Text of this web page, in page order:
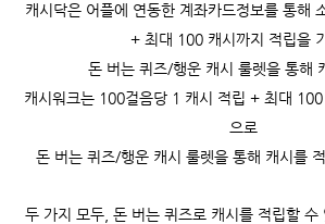
캐시닥은 어플에 연동한 계좌카드정보를 통해
+ 최대 100 캐시까지 적립을
돈 버는 퀴즈/행운 캐시 룰렛을 통해
캐시워크는 100걸음당 1 캐시 적립 + 최대
으로
돈 버는 퀴즈/행운 캐시 룰렛을 통해 캐시를
두 가지 모두, 돈 버는 퀴즈로 캐시를 적립할 수